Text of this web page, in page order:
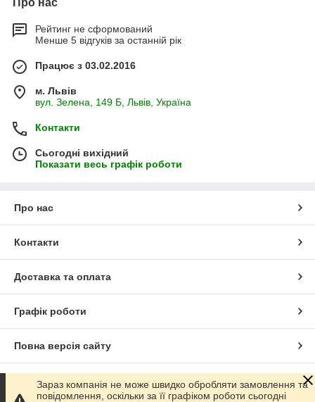
Про нас
Рейтинг не сформований
Менше 5 відгуків за останній рік
Працює з 03.02.2016
м. Львів
вул. Зелена, 149 Б, Львів, Україна
Контакти
Сьогодні вихідний
Показати весь графік роботи
Про нас
Контакти
Доставка та оплата
Графік роботи
Повна версія сайту
Сайт створено на маркетплейсіProm.ua
Зараз компанія не може швидко обробляти замовлення та
повідомлення, оскільки за її графіком роботи сьогодні